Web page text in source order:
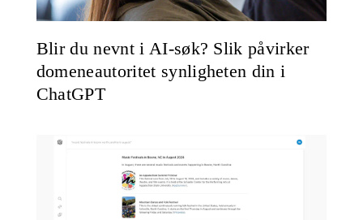
Blir du nevnt i AI-søk? Slik påvirker
domeneautoritet synligheten din i
ChatGPT